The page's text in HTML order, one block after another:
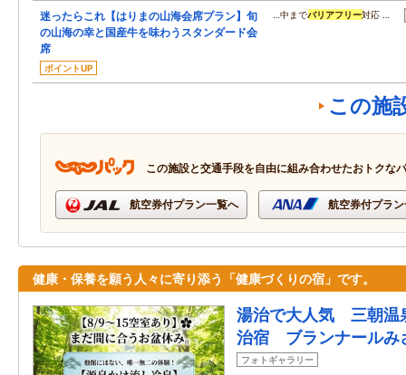
迷ったらこれ【はりまの山海会席プラン】旬
の山海の幸と国産牛を味わうスタンダード会
席
ポイントUP
…中までバリアフリー対応 …
この施
この施設と交通手段を自由に組み合わせたおトクな
航空券付プラン一覧へ 航空券付プラ
健康・保養を願う人々に寄り添う「健康づくりの宿」です。
湯治で大人気 三朝温
治宿 ブランナールみ
フォトギャラリー